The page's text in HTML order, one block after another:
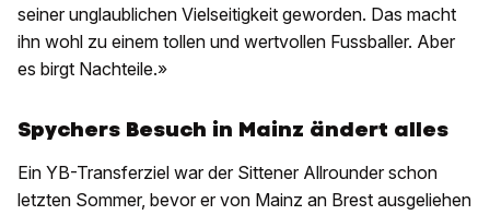
seiner unglaublichen Vielseitigkeit geworden. Das macht
ihn wohl zu einem tollen und wertvollen Fussballer. Aber
es birgt Nachteile.»
Spychers Besuch in Mainz ändert alles
Ein YB-Transferziel war der Sittener Allrounder schon
letzten Sommer, bevor er von Mainz an Brest ausgeliehen